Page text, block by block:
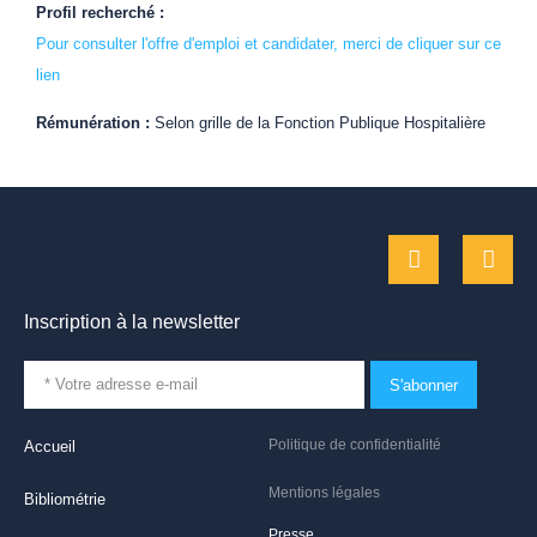
Profil recherché :
Pour consulter l'offre d'emploi et candidater, merci de cliquer sur ce
lien
Rémunération : Selon grille de la Fonction Publique Hospitalière
Politique de confidentialité
Mentions légales
Accueil
Bibliométrie
Inscription à la newsletter
S'abonner